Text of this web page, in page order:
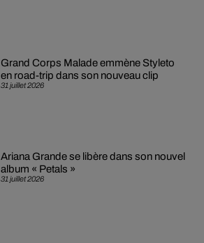
31 juillet 2026
Grand Corps Malade emmène Styleto
en road-trip dans son nouveau clip
31 juillet 2026
Ariana Grande se libère dans son nouvel
album « Petals »